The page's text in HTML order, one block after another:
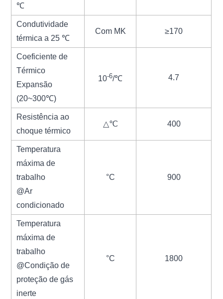
℃
Condutividade
térmica a 25 ℃
Com MK ≥170
Coeficiente de
Térmico
Expansão
(20~300℃)
10-6/℃ 4.7
Resistência ao
choque térmico
△℃ 400
Temperatura
máxima de
trabalho
@Ar
condicionado
°C 900
Temperatura
máxima de
trabalho
@Condição de
proteção de gás
inerte
°C 1800